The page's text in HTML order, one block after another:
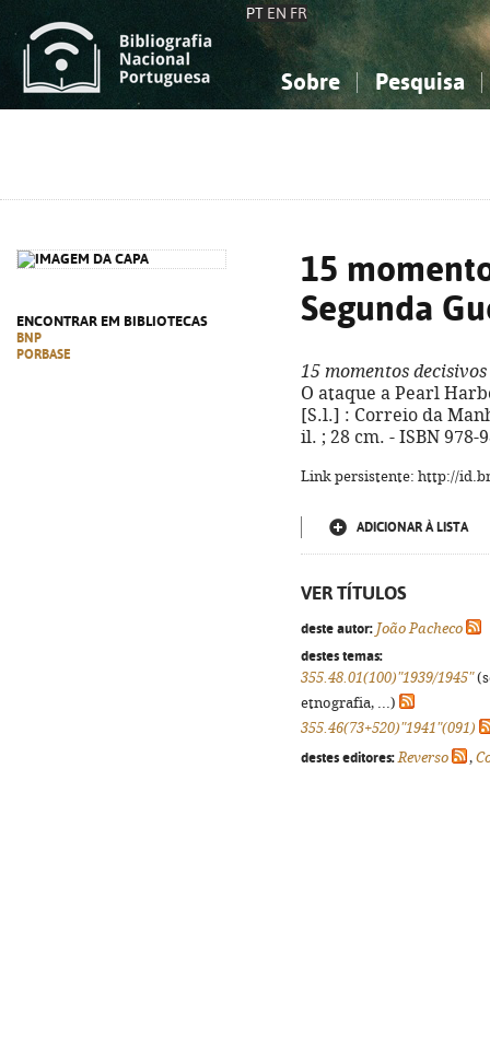
PT EN FR
Sobre Pesquisa
ENCONTRAR EM BIBLIOTECAS
BNP
PORBASE
15
Segunda
15 momentos
O ataque a Pearl
[S.l.] : Correio da
il. ; 28 cm. - ISBN 978-
Link persistente: http://
ADICIONAR À LISTA
VER TÍTULOS
deste autor: João Pacheco
destes temas:
355.48.01(100)"1939/1945"
etnografia, ...)
355.46(73+520)"1941"(091)
destes editores: Reverso ,